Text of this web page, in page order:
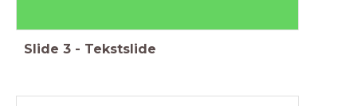
Slide 3 - Tekstslide